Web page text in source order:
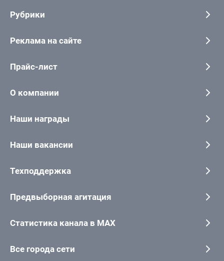
Рубрики
Реклама на сайте
Прайс-лист
О компании
Наши награды
Наши вакансии
Техподдержка
Предвыборная агитация
Статистика канала в MAX
Все города сети